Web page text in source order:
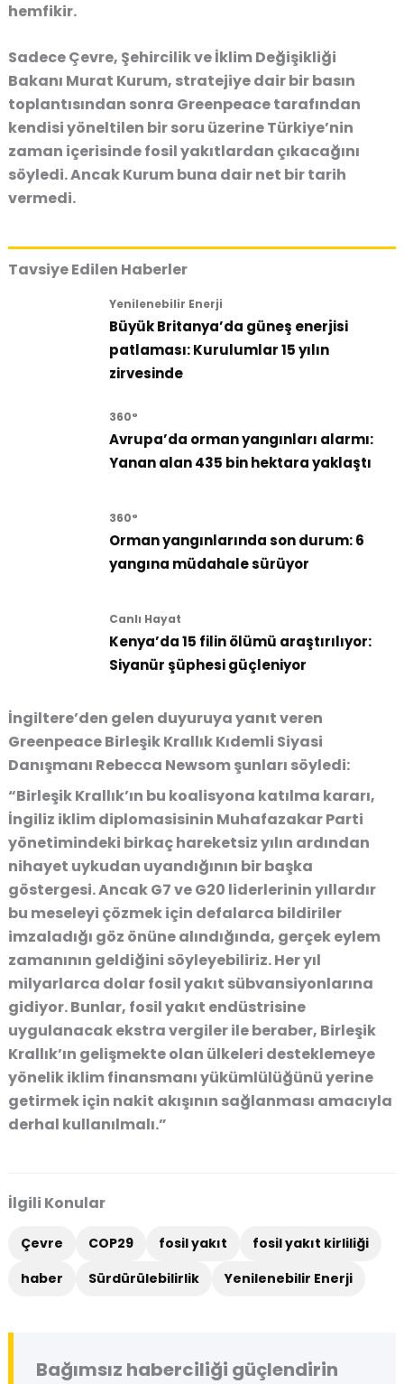
hemfikir.
Sadece Çevre, Şehircilik ve İklim Değişikliği
Bakanı Murat Kurum, stratejiye dair bir basın
toplantısından sonra Greenpeace tarafından
kendisi yöneltilen bir soru üzerine Türkiye’nin
zaman içerisinde fosil yakıtlardan çıkacağını
söyledi. Ancak Kurum buna dair net bir tarih
vermedi.
Tavsiye Edilen Haberler
Yenilenebilir Enerji
Büyük Britanya’da güneş enerjisi
patlaması: Kurulumlar 15 yılın
zirvesinde
360°
Avrupa’da orman yangınları alarmı:
Yanan alan 435 bin hektara yaklaştı
360°
Orman yangınlarında son durum: 6
yangına müdahale sürüyor
Canlı Hayat
Kenya’da 15 filin ölümü araştırılıyor:
Siyanür şüphesi güçleniyor
İngiltere’den gelen duyuruya yanıt veren
Greenpeace Birleşik Krallık Kıdemli Siyasi
Danışmanı Rebecca Newsom şunları söyledi:
“Birleşik Krallık’ın bu koalisyona katılma kararı,
İngiliz iklim diplomasisinin Muhafazakar Parti
yönetimindeki birkaç hareketsiz yılın ardından
nihayet uykudan uyandığının bir başka
göstergesi. Ancak G7 ve G20 liderlerinin yıllardır
bu meseleyi çözmek için defalarca bildiriler
imzaladığı göz önüne alındığında, gerçek eylem
zamanının geldiğini söyleyebiliriz. Her yıl
milyarlarca dolar fosil yakıt sübvansiyonlarına
gidiyor. Bunlar, fosil yakıt endüstrisine
uygulanacak ekstra vergiler ile beraber, Birleşik
Krallık’ın gelişmekte olan ülkeleri desteklemeye
yönelik iklim finansmanı yükümlülüğünü yerine
getirmek için nakit akışının sağlanması amacıyla
derhal kullanılmalı.”
İlgili Konular
Çevre COP29 fosil yakıt
fosil yakıt kirliliği
haber
Sürdürülebilirlik Yenilenebilir Enerji
Bağımsız haberciliği güçlendirin